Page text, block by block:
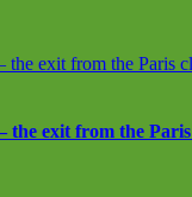
exit from the Paris
the exit from the